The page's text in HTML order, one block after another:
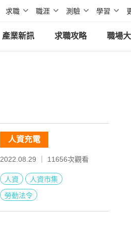
求職 職涯 測驗 學習
產業新訊 求職攻略 職場
人資充電
2022.08.29 ｜ 11656次觀看
人資
人資市集
勞動法令